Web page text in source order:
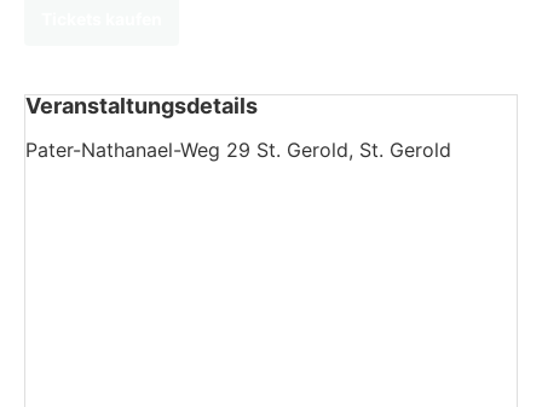
Veranstaltungsdetails
Pater-Nathanael-Weg 29 St. Gerold, St. Gerold